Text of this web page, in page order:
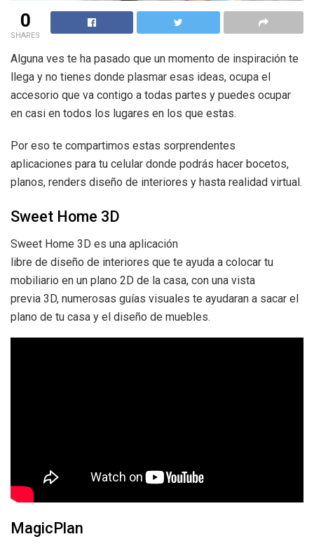
0
SHARES
Alguna ves te ha pasado que un momento de inspiración te
llega y no tienes donde plasmar esas ideas, ocupa el
accesorio que va contigo a todas partes y puedes ocupar
en casi en todos los lugares en los que estas.
Por eso te compartimos estas sorprendentes
aplicaciones para tu celular donde podrás hacer bocetos,
planos, renders diseño de interiores y hasta realidad virtual.
Sweet Home 3D
Sweet Home 3D es una aplicación
libre de diseño de interiores que te ayuda a colocar tu
mobiliario en un plano 2D de la casa, con una vista
previa 3D, numerosas guías visuales te ayudaran a sacar el
plano de tu casa y el diseño de muebles.
MagicPlan